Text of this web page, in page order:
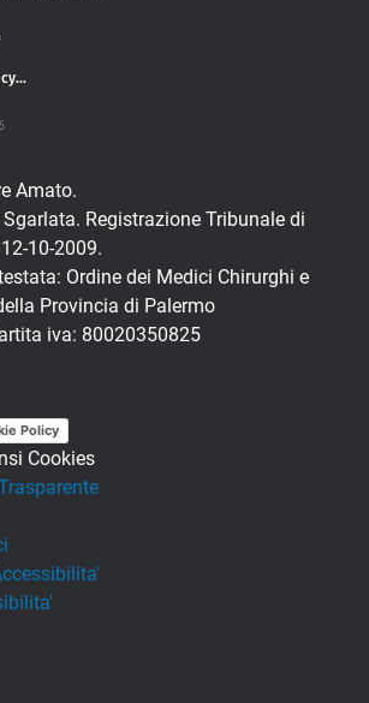
Amato.
Registrazione Tribunale di
10-2009.
Ordine dei Medici Chirurghi e
Provincia di Palermo
iva: 80020350825
Policy
Cookies